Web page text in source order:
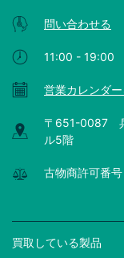
問い合わせる
11:00 - 19:00
営業カレンダ
〒651-0087
ル5階
古物商許可番
買取している製品